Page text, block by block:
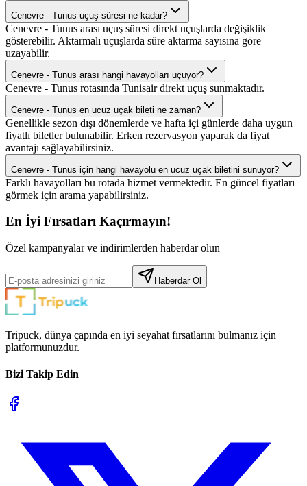
Cenevre - Tunus uçuş süresi ne kadar?
Cenevre - Tunus arası uçuş süresi direkt uçuşlarda değişiklik
gösterebilir. Aktarmalı uçuşlarda süre aktarma sayısına göre
uzayabilir.
Cenevre - Tunus arası hangi havayolları uçuyor?
Cenevre - Tunus rotasında Tunisair direkt uçuş sunmaktadır.
Cenevre - Tunus en ucuz uçak bileti ne zaman?
Genellikle sezon dışı dönemlerde ve hafta içi günlerde daha uygun
fiyatlı biletler bulunabilir. Erken rezervasyon yaparak da fiyat
avantajı sağlayabilirsiniz.
Cenevre - Tunus için hangi havayolu en ucuz uçak biletini sunuyor?
Farklı havayolları bu rotada hizmet vermektedir. En güncel fiyatları
görmek için arama yapabilirsiniz.
En İyi Fırsatları Kaçırmayın!
Özel kampanyalar ve indirimlerden haberdar olun
Haberdar Ol
Tripuck, dünya çapında en iyi seyahat fırsatlarını bulmanız için
platformunuzdur.
Bizi Takip Edin